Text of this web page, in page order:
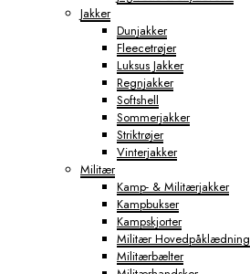
Jakker
Dunjakker
Fleecetrøjer
Luksus Jakker
Regnjakker
Softshell
Sommerjakker
Striktrøjer
Vinterjakker
Militær
Kamp- & Militærjakker
Kampbukser
Kampskjorter
Militær Hovedpåklædning
Militærbælter